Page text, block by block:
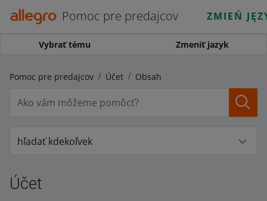
Pomoc pre predajcov ZMIEŃ
Vybrať tému Zmeniť jazyk
Pomoc pre predajcov Účet Obsah
hľadať kdekoľvek
Účet